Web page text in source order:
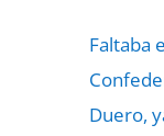
Faltaba
Duero,